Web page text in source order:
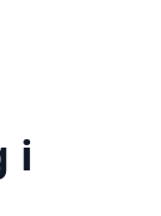
i